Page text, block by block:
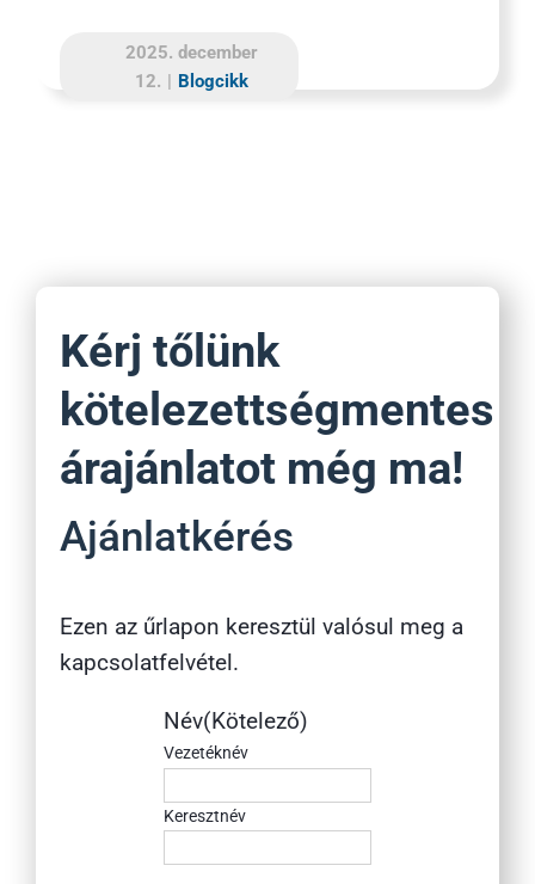
2025. december
12. | Blogcikk
Kérj tőlünk
kötelezettségmentes
árajánlatot még ma!
Ajánlatkérés
Ezen az űrlapon keresztül valósul meg a
kapcsolatfelvétel.
Név(Kötelező)
Vezetéknév
Keresztnév